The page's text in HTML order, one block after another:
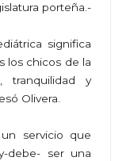
porteña.-
significa
los chicos de la
tranquilidad y
Olivera.
servicio que
debe- ser una